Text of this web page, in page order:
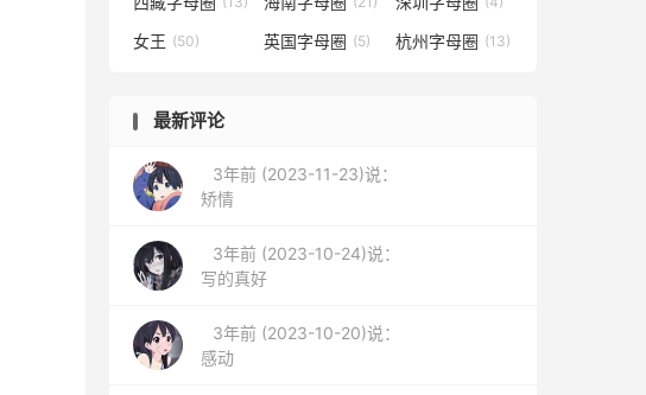
女王 (50) 英国字母圈 (5) 杭州字母圈 (13)
最新评论
3年前 (2023-11-23)说：
矫情
3年前 (2023-10-24)说：
写的真好
3年前 (2023-10-20)说：
感动